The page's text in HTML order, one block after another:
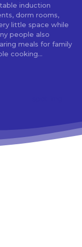
induction
dorm rooms,
little space while
people also
meals for family
cooking...